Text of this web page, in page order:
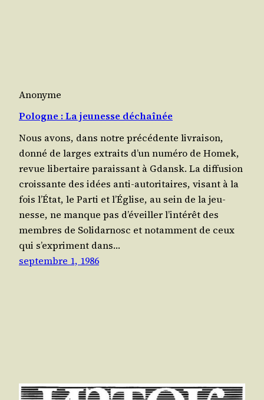
Anonyme
Pologne : La jeunesse déchaînée
Nous avons, dans notre pré­cé­dente livrai­son,
don­né de larges extraits d’un numé­ro de Homek,
revue liber­taire parais­sant à Gdansk. La dif­fu­sion
crois­sante des idées anti-auto­ri­taires, visant à la
fois l’É­tat, le Par­ti et l’É­glise, au sein de la jeu­
nesse, ne manque pas d’é­veiller l’in­té­rêt des
membres de Soli­dar­nosc et notam­ment de ceux
qui s’ex­priment dans…
septembre 1, 1986